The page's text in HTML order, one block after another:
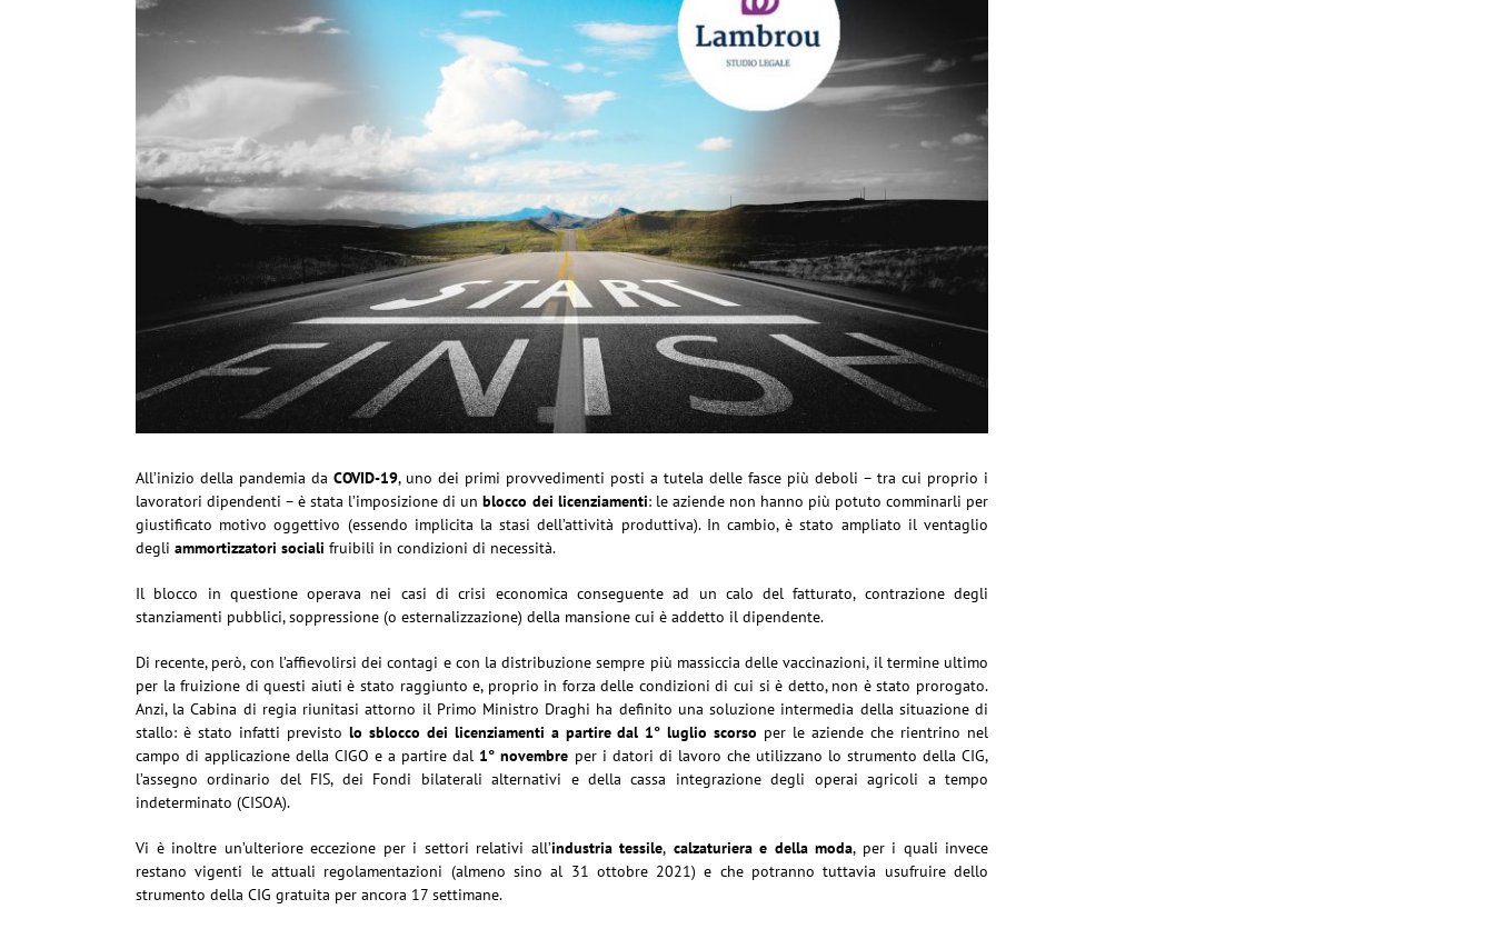
All’inizio della pandemia da COVID-19, uno dei primi provvedimenti posti a tutela delle fasce più deboli – tra cui proprio i
lavoratori dipendenti – è stata l’imposizione di un blocco dei licenziamenti: le aziende non hanno più potuto comminarli per
giustificato motivo oggettivo (essendo implicita la stasi dell’attività produttiva). In cambio, è stato ampliato il ventaglio
degli ammortizzatori sociali fruibili in condizioni di necessità.
Il blocco in questione operava nei casi di crisi economica conseguente ad un calo del fatturato, contrazione degli
stanziamenti pubblici, soppressione (o esternalizzazione) della mansione cui è addetto il dipendente.
Di recente, però, con l’affievolirsi dei contagi e con la distribuzione sempre più massiccia delle vaccinazioni, il termine ultimo
per la fruizione di questi aiuti è stato raggiunto e, proprio in forza delle condizioni di cui si è detto, non è stato prorogato.
Anzi, la Cabina di regia riunitasi attorno il Primo Ministro Draghi ha definito una soluzione intermedia della situazione di
stallo: è stato infatti previsto lo sblocco dei licenziamenti a partire dal 1° luglio scorso per le aziende che rientrino nel
campo di applicazione della CIGO e a partire dal 1° novembre per i datori di lavoro che utilizzano lo strumento della CIG,
l’assegno ordinario del FIS, dei Fondi bilaterali alternativi e della cassa integrazione degli operai agricoli a tempo
indeterminato (CISOA).
Vi è inoltre un’ulteriore eccezione per i settori relativi all’industria tessile, calzaturiera e della moda, per i quali invece
restano vigenti le attuali regolamentazioni (almeno sino al 31 ottobre 2021) e che potranno tuttavia usufruire dello
strumento della CIG gratuita per ancora 17 settimane.